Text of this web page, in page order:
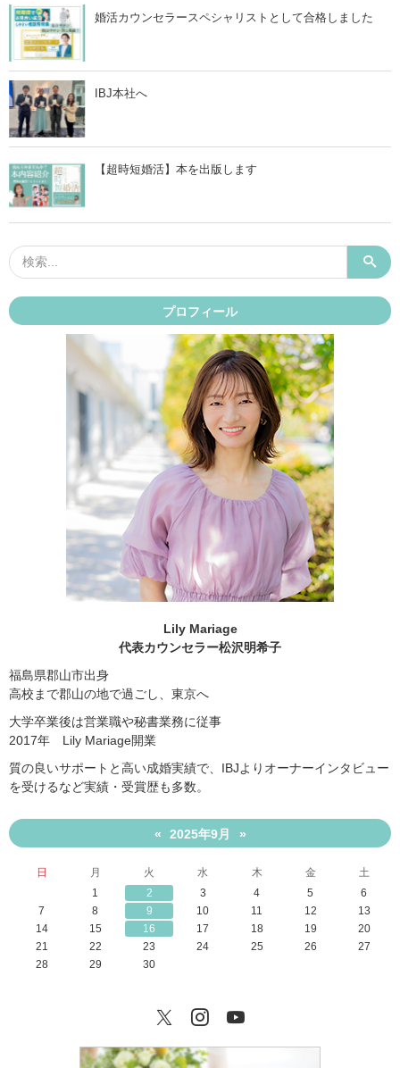
婚活カウンセラースペシャリストとして合格しました
IBJ本社へ
【超時短婚活】本を出版します
プロフィール
Lily Mariage
代表カウンセラー松沢明希子
福島県郡山市出身
高校まで郡山の地で過ごし、東京へ
大学卒業後は営業職や秘書業務に従事
2017年 Lily Mariage開業
質の良いサポートと高い成婚実績で、IBJよりオーナーインタビュー
を受けるなど実績・受賞歴も多数。
« 2025年9月 »
日 月 火 水 木 金
土
1
2 3 4 5
6
7
8 9 10 11 12
13
14
15 16 17 18 19
20
21
22 23 24 25 26
27
28
29 30
TwitterInstagram